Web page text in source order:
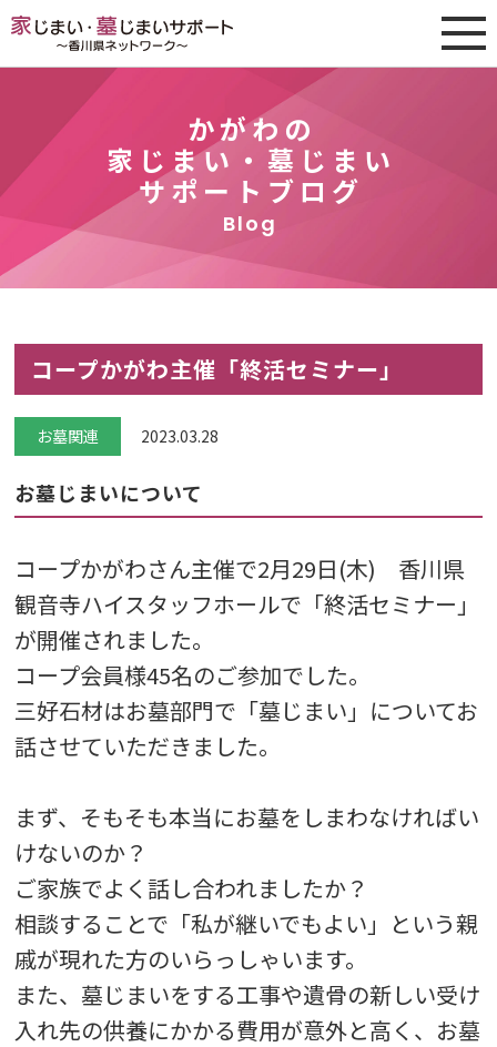
かがわの
家じまい・墓じまい
サポートブログ
Blog
コープかがわ主催「終活セミナー」
お墓関連 2023.03.28
お墓じまいについて
コープかがわさん主催で2月29日(木) 香川県
観音寺ハイスタッフホールで「終活セミナー」
が開催されました。
コープ会員様45名のご参加でした。
三好石材はお墓部門で「墓じまい」についてお
話させていただきました。
まず、そもそも本当にお墓をしまわなければい
けないのか？
ご家族でよく話し合われましたか？
相談することで「私が継いでもよい」という親
戚が現れた方のいらっしゃいます。
また、墓じまいをする工事や遺骨の新しい受け
入れ先の供養にかかる費用が意外と高く、お墓